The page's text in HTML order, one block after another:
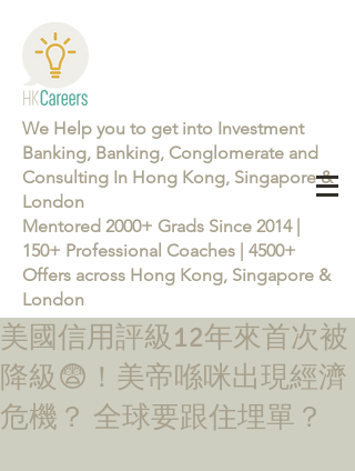
We Help you to get into Investment
Banking, Banking, Conglomerate and
Consulting In Hong Kong, Singapore &
London
Mentored 2000+ Grads Since 2014 |
150+ Professional Coaches | 4500+
Offers across Hong Kong, Singapore &
London
Learn more about the Career Training Program 26/27
美國信用評級12年來首次被
降級😨！美帝喺咪出現經濟
危機？ 全球要跟住埋單？